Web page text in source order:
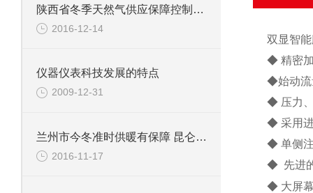
陕西省冬季天然气供应保障控制性工程竣工
2016-12-14
仪器仪表科技发展的特点
2009-12-31
兰州市今冬准时供暖有保障 昆仑燃气全力保证燃气锅炉投运
2016-11-17
双显智
◆ 精密加
◆始动流
◆ 压力
◆ 采用
◆ 单侧
◆ 先进
◆ 大屏